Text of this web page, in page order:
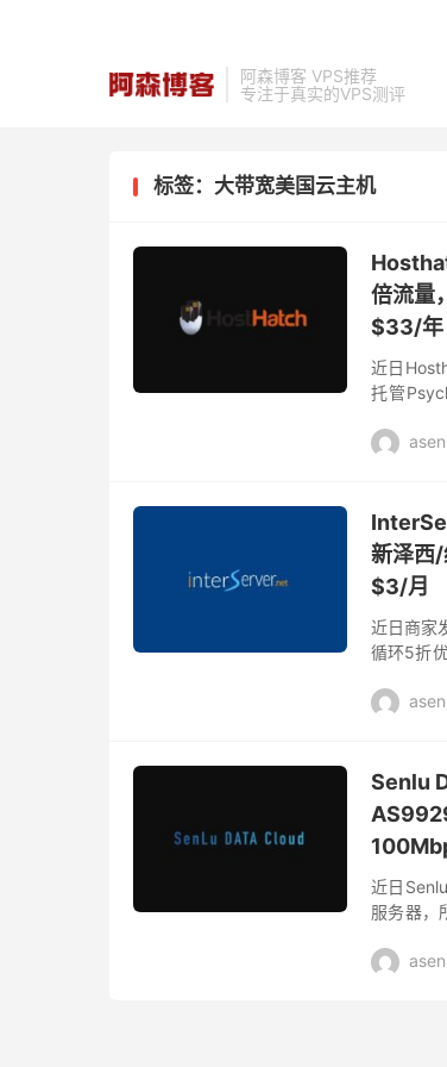
阿森博客 VPS推荐
专注于真实的VPS测评
标签：大带宽美国云主机
倍流量
$33/年
近日
托管
asen
新泽西
$3/月
近日商家
循环5折
asen
Senlu
近日
服务器，
asen